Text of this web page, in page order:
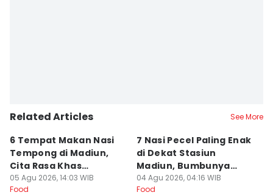
Related Articles See More
6 Tempat Makan Nasi
Tempong di Madiun,
Cita Rasa Khas
Banyuwangi
05 Agu 2026, 14:03 WIB
Food
7 Nasi Pecel Paling Enak
di Dekat Stasiun
Madiun, Bumbunya
Khas
04 Agu 2026, 04:16 WIB
Food